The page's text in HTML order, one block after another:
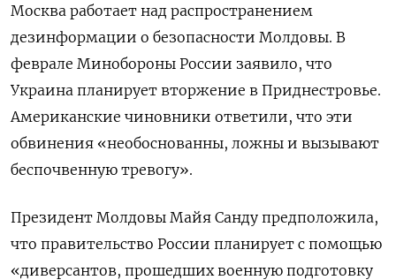
Москва работает над распространением
дезинформации о безопасности Молдовы. В
феврале Минобороны России заявило, что
Украина планирует вторжение в Приднестровье.
Американские чиновники ответили, что эти
обвинения «необоснованны, ложны и вызывают
беспочвенную тревогу».
Президент Молдовы Майя Санду предположила,
что правительство России планирует с помощью
«диверсантов, прошедших военную подготовку